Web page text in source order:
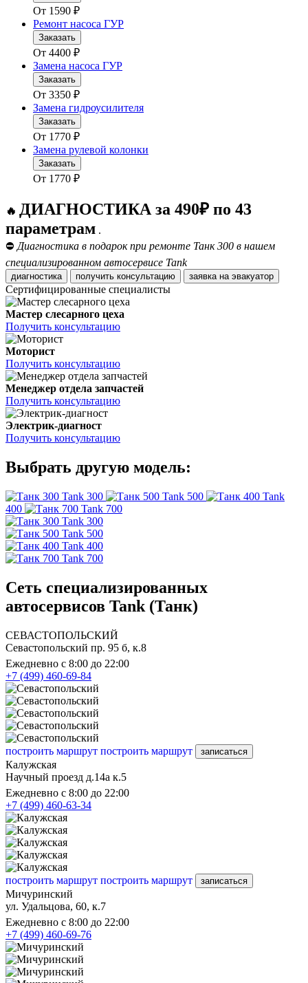
От 1590 ₽
Ремонт насоса ГУР
Заказать
От 4400 ₽
Замена насоса ГУР
Заказать
От 3350 ₽
Замена гидроусилителя
Заказать
От 1770 ₽
Замена рулевой колонки
Заказать
От 1770 ₽
🔥 ДИАГНОСТИКА за 490₽ по 43
параметрам .
⛔ Диагностика в подарок при ремонте Танк 300 в нашем
специализированном автосервисе Tank
диагностика получить консультацию заявка на эвакуатор
Сертифицированные специалисты
Мастер слесарного цеха
Получить консультацию
Моторист
Получить консультацию
Менеджер отдела запчастей
Получить консультацию
Электрик-диагност
Получить консультацию
Выбрать другую модель:
Tank 300 Tank 500
Tank
400
Tank 700
Tank 300
Tank 500
Tank 400
Tank 700
Сеть специализированных
автосервисов Tank (Танк)
СЕВАСТОПОЛЬСКИЙ
Севастопольский пр. 95 б, к.8
Ежедневно с 8:00 до 22:00
+7 (499) 460-69-84
построить маршрут построить маршрут записаться
Калужская
Научный проезд д.14а к.5
Ежедневно с 8:00 до 22:00
+7 (499) 460-63-34
построить маршрут построить маршрут записаться
Мичуринский
ул. Удальцова, 60, к.7
Ежедневно с 8:00 до 22:00
+7 (499) 460-69-76